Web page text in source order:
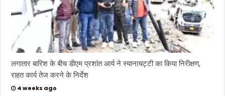
लगातार बारिश के बीच डीएम प्रशांत आर्य ने स्यानाचट्टी का किया निरीक्षण,
राहत कार्य तेज करने के निर्देश
4 weeks ago